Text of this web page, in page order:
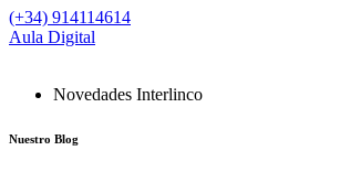
(+34) 914114614
Aula Digital
Novedades Interlinco
Nuestro Blog